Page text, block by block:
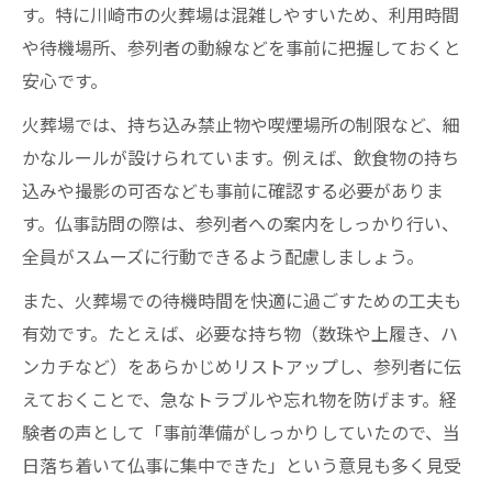
す。特に川崎市の火葬場は混雑しやすいため、利用時間
や待機場所、参列者の動線などを事前に把握しておくと
安心です。
火葬場では、持ち込み禁止物や喫煙場所の制限など、細
かなルールが設けられています。例えば、飲食物の持ち
込みや撮影の可否なども事前に確認する必要がありま
す。仏事訪問の際は、参列者への案内をしっかり行い、
全員がスムーズに行動できるよう配慮しましょう。
また、火葬場での待機時間を快適に過ごすための工夫も
有効です。たとえば、必要な持ち物（数珠や上履き、ハ
ンカチなど）をあらかじめリストアップし、参列者に伝
えておくことで、急なトラブルや忘れ物を防げます。経
験者の声として「事前準備がしっかりしていたので、当
日落ち着いて仏事に集中できた」という意見も多く見受